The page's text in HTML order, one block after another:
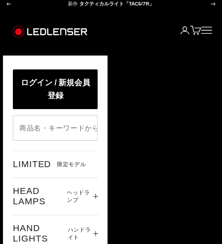
コンテンツへスキップ
前へ 新作 タクティカルライト「TAC6/7R」 次へ
ログイン
カートメニ
ログイン / 新規会員
登録
LIMITED 限定モデル
HEAD
LAMPS
ヘッドラ
ンプ
HAND
LIGHTS
ハンドラ
イト